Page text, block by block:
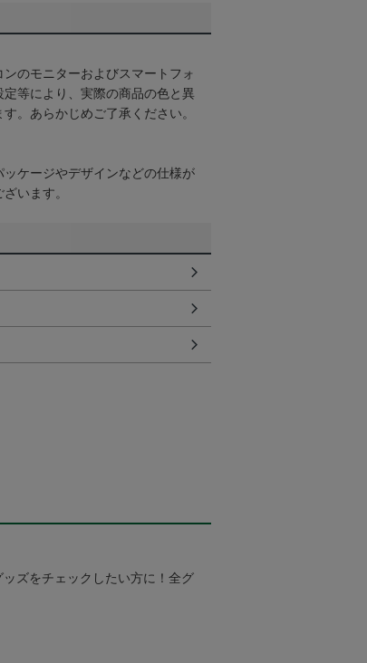
のモニターおよびスマートフォ
定等により、実際の商品の色と異
。あらかじめご了承ください。
ッケージやデザインなどの仕様が
います。
ズをチェックしたい方に！全グ